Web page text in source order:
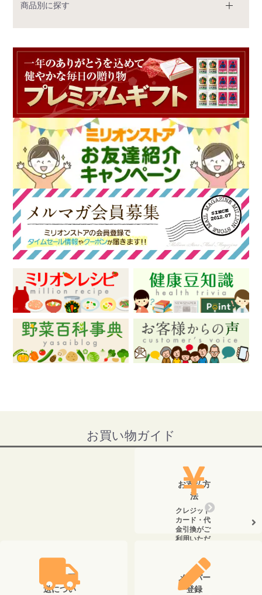
商品別に探す
お買い物ガイド
お支払方
法
クレジット
カード・代
金引換がご
利用いただ
送料・配
送につい
メンバー
登録